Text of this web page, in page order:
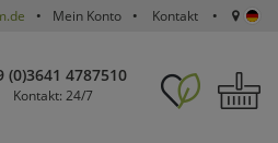
Mein Konto Kontakt
(0)3641 4787510
Kontakt: 24/7